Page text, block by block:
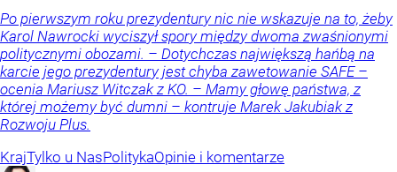
Po pierwszym roku prezydentury nic nie wskazuje na to, żeby
Karol Nawrocki wyciszył spory między dwoma zwaśnionymi
politycznymi obozami. – Dotychczas największą hańbą na
karcie jego prezydentury jest chyba zawetowanie SAFE –
ocenia Mariusz Witczak z KO. – Mamy głowę państwa, z
której możemy być dumni – kontruje Marek Jakubiak z
Rozwoju Plus.
KrajTylko u NasPolitykaOpinie i komentarze